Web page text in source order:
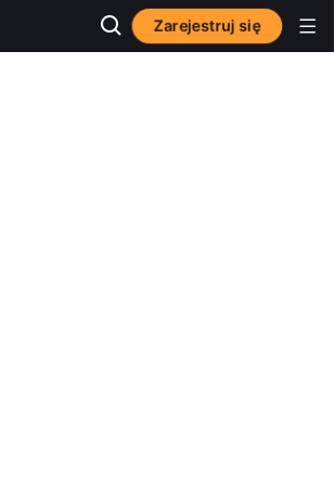
Zarejestruj się